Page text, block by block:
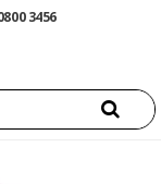
3456